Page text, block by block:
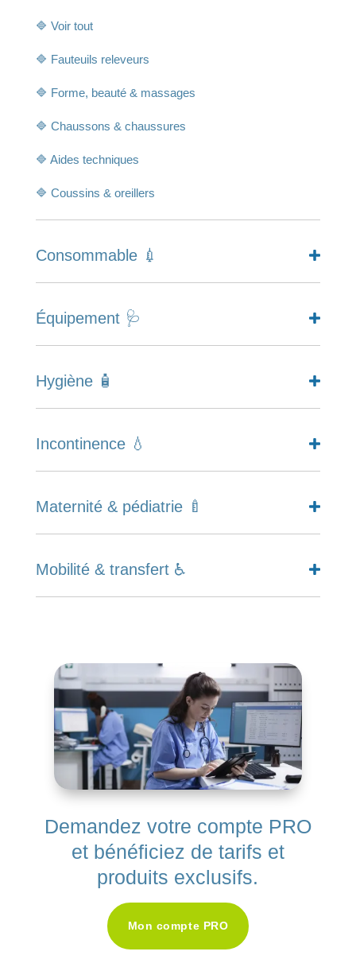
🔷 Voir tout
🔷 Fauteuils releveurs
🔷 Forme, beauté & massages
🔷 Chaussons & chaussures
🔷 Aides techniques
🔷 Coussins & oreillers
Consommable 💉
Équipement 🩺
Hygiène 🧴
Incontinence 💧
Maternité & pédiatrie 🍼
Mobilité & transfert ♿
Demandez votre compte PRO
et bénéficiez de tarifs et
produits exclusifs.
Mon compte PRO